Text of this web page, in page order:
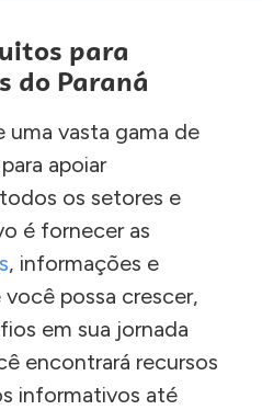
para
do Paraná
uma vasta gama de
apoiar
os setores e
é fornecer as
, informações e
possa crescer,
em sua jornada
encontrará recursos
informativos até